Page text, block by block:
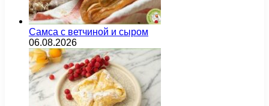
Самса с ветчиной и сыром
06.08.2026